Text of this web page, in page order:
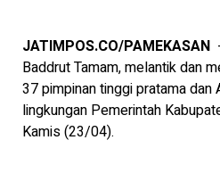
JATIMPOS.CO/PAMEKASAN
Baddrut Tamam, melantik dan
37 pimpinan tinggi pratama dan
lingkungan Pemerintah
Kamis (23/04).